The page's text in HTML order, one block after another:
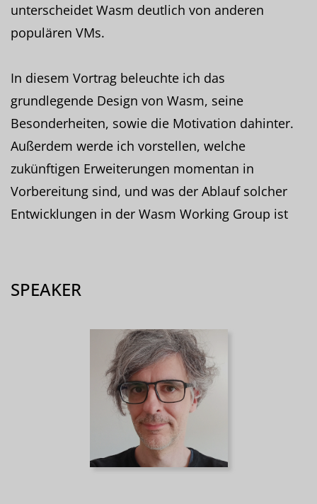
unterscheidet Wasm deutlich von anderen
populären VMs.
In diesem Vortrag beleuchte ich das
grundlegende Design von Wasm, seine
Besonderheiten, sowie die Motivation dahinter.
Außerdem werde ich vorstellen, welche
zukünftigen Erweiterungen momentan in
Vorbereitung sind, und was der Ablauf solcher
Entwicklungen in der Wasm Working Group ist
SPEAKER